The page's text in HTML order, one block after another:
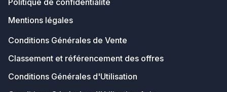
Mentions légales
Conditions Générales de Vente
Classement et référencement des offres
Conditions Générales d'Utilisation